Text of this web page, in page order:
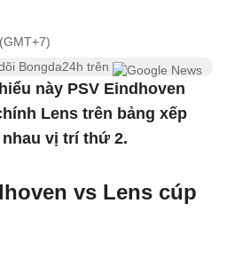
Bongda24h trên
này PSV Eindhoven
Lens trên bảng xếp
vị trí thứ 2.
vs Lens cúp